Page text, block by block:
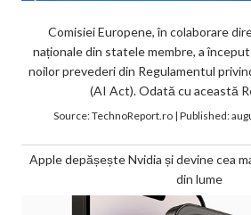
Comisiei Europene, în colaborare
naționale din statele membre, a
noilor prevederi din Regulamentul
(AI Act). Odată cu această
Source:TechnoReport.ro| Published:
Apple depășește Nvidia și devine cea
din lume